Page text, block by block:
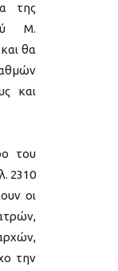
της
Μ.
θα
και
του
2310
οι
την